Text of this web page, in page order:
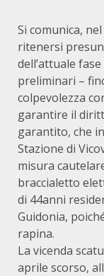
Si comunica,
ritenersi
dell’attuale
preliminari –
colpevolezza
garantire il
garantito, che
Stazione di
misura
braccialetto
di 44anni
Guidonia,
rapina.
La vicenda
aprile scorso,